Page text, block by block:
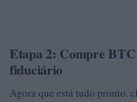
Etapa 2: Compre
fiduciário
Agora que está tudo pronto,